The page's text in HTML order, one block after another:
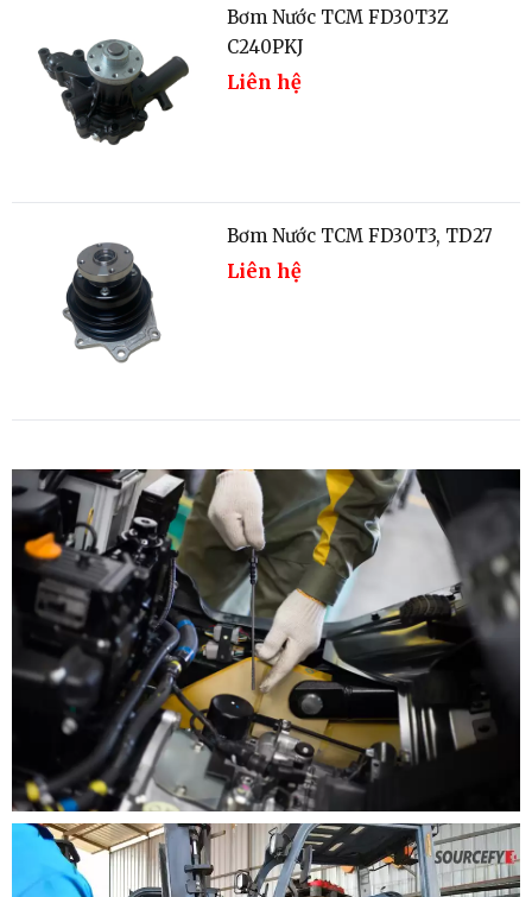
C240PKJ
Liên hệ
Liên hệ
Đầu Bơm Nước MITSU FD30N
S4S S6S
Liên hệ
Ống Hút Bơm Thủy Lực